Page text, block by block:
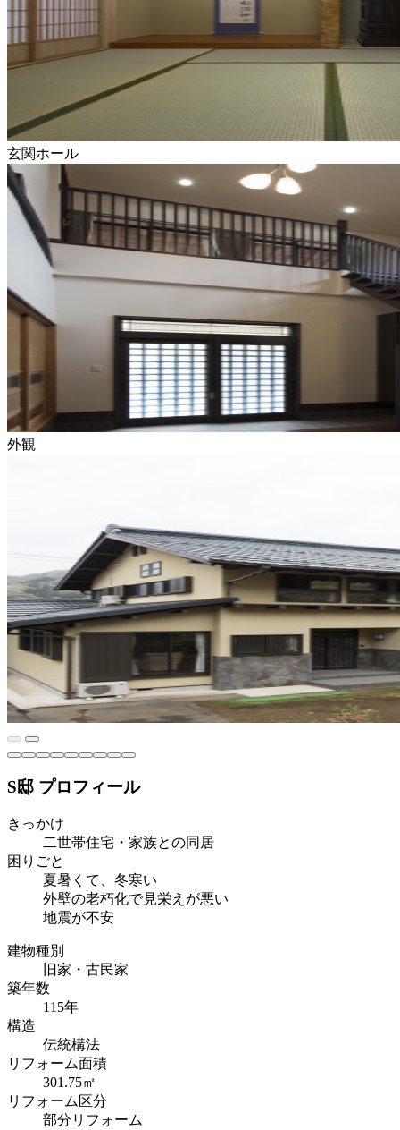
玄関ホール
外観
S邸 プロフィール
きっかけ
二世帯住宅・家族との同居
困りごと
夏暑くて、冬寒い
外壁の老朽化で見栄えが悪い
地震が不安
建物種別
旧家・古民家
築年数
115年
構造
伝統構法
リフォーム面積
301.75㎡
リフォーム区分
部分リフォーム